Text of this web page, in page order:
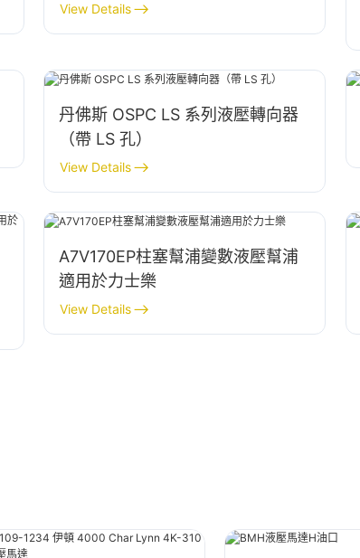
View Details
丹佛斯 OSPC LS 系列液壓轉向器
（帶 LS 孔）
View Details
A7V170EP柱塞幫浦變數液壓幫浦
適用於力士樂
View Details